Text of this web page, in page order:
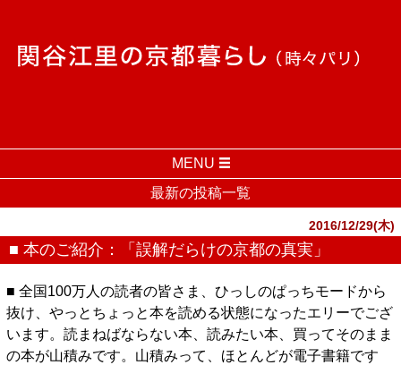
MENU
最新の投稿一覧
2016/12/29(木)
■ 本のご紹介：「誤解だらけの京都の真実」
■ 全国100万人の読者の皆さま、ひっしのぱっちモードから
抜け、やっとちょっと本を読める状態になったエリーでござ
います。読まねばならない本、読みたい本、買ってそのまま
の本が山積みです。山積みって、ほとんどが電子書籍です